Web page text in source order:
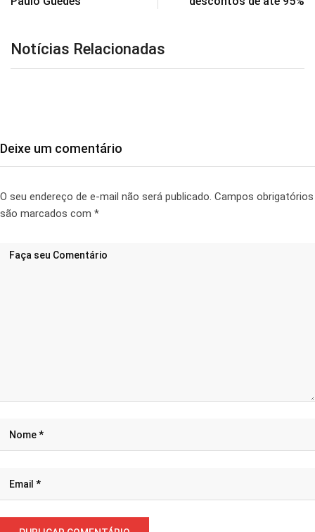
Notícias Relacionadas
Deixe um comentário
O seu endereço de e-mail não será publicado. Campos obrigatórios
são marcados com *